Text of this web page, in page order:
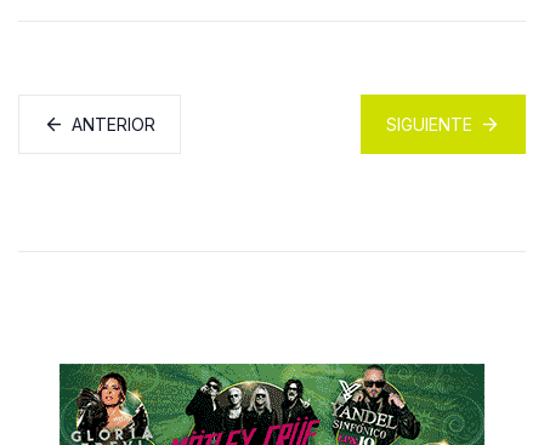
ANTERIOR SIGUIENTE